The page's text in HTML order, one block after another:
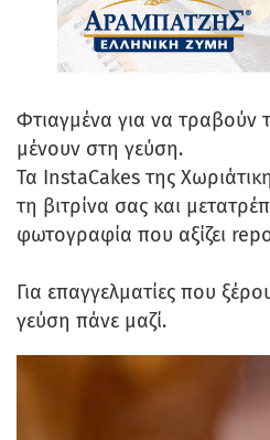
Φτιαγμένα για να τραβούν
μένουν στη γεύση.
Τα InstaCakes της
τη βιτρίνα σας και
φωτογραφία που αξίζει
Για επαγγελματίες που
γεύση πάνε μαζί.